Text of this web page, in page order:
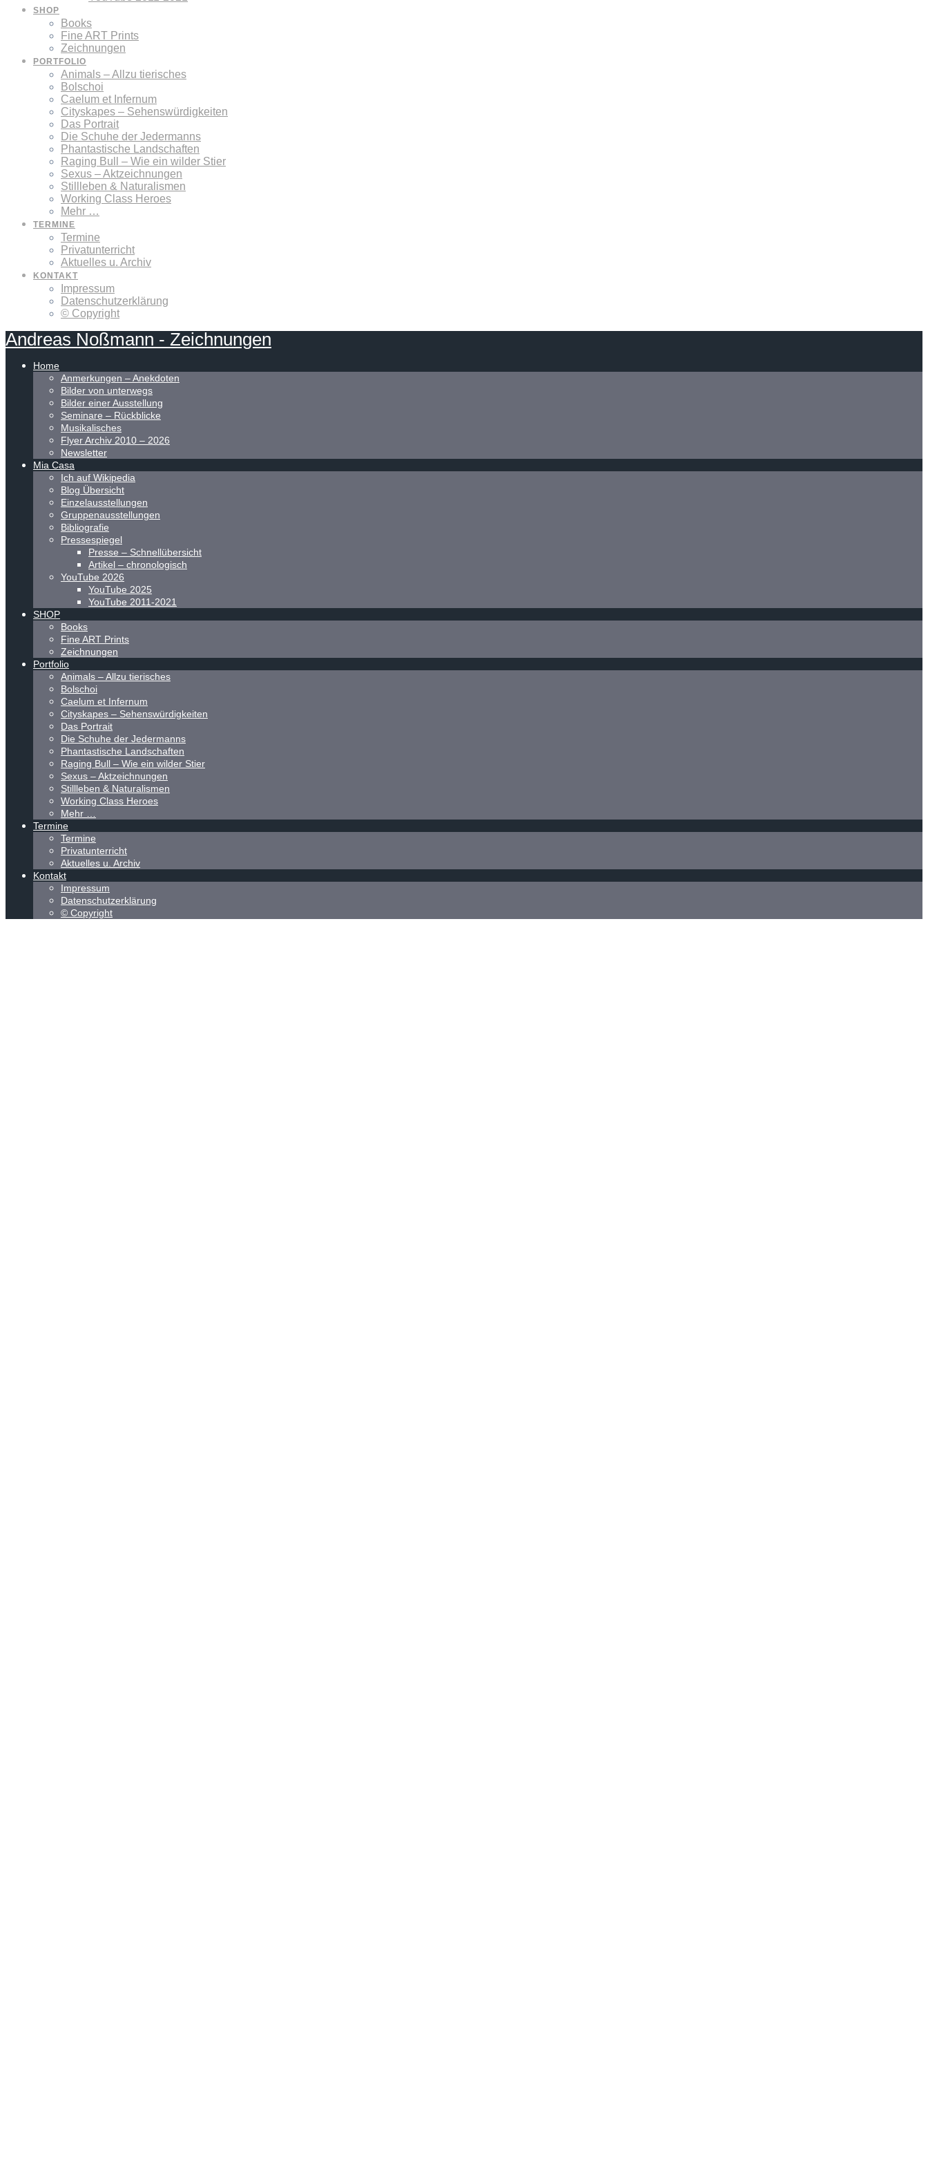
SHOP
Books
Fine ART Prints
Zeichnungen
PORTFOLIO
Animals – Allzu tierisches
Bolschoi
Caelum et Infernum
Cityskapes – Sehenswürdigkeiten
Das Portrait
Die Schuhe der Jedermanns
Phantastische Landschaften
Raging Bull – Wie ein wilder Stier
Sexus – Aktzeichnungen
Stillleben & Naturalismen
Working Class Heroes
Mehr …
TERMINE
Termine
Privatunterricht
Aktuelles u. Archiv
KONTAKT
Impressum
Datenschutzerklärung
© Copyright
Andreas Noßmann - Zeichnungen
Home
Anmerkungen – Anekdoten
Bilder von unterwegs
Bilder einer Ausstellung
Seminare – Rückblicke
Musikalisches
Flyer Archiv 2010 – 2026
Newsletter
Mia Casa
Ich auf Wikipedia
Blog Übersicht
Einzelausstellungen
Gruppenausstellungen
Bibliografie
Pressespiegel
Presse – Schnellübersicht
Artikel – chronologisch
YouTube 2026
YouTube 2025
YouTube 2011-2021
SHOP
Books
Fine ART Prints
Zeichnungen
Portfolio
Animals – Allzu tierisches
Bolschoi
Caelum et Infernum
Cityskapes – Sehenswürdigkeiten
Das Portrait
Die Schuhe der Jedermanns
Phantastische Landschaften
Raging Bull – Wie ein wilder Stier
Sexus – Aktzeichnungen
Stillleben & Naturalismen
Working Class Heroes
Mehr …
Termine
Termine
Privatunterricht
Aktuelles u. Archiv
Kontakt
Impressum
Datenschutzerklärung
© Copyright